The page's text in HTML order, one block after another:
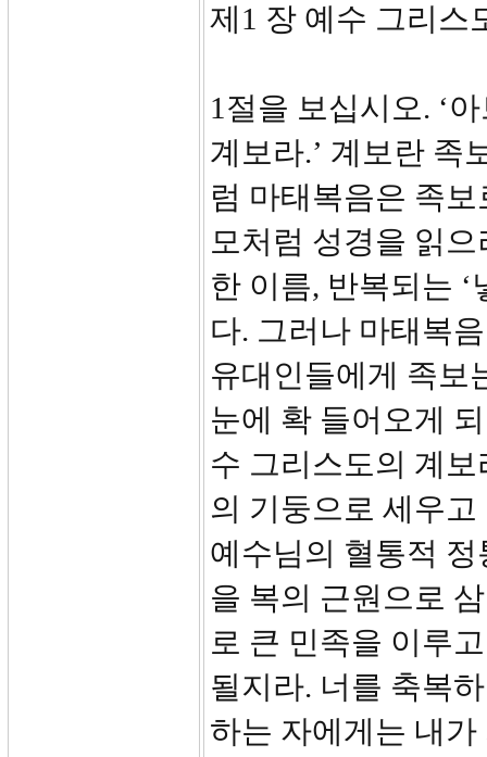
제1 장 예수 그리스
1절을 보십시오. ‘
계보라.’ 계보란 족
럼 마태복음은 족
모처럼 성경을 읽
한 이름, 반복되는
다. 그러나 마태복
유대인들에게 족보
눈에 확 들어오게
수 그리스도의 계
의 기둥으로 세우
예수님의 혈통적
을 복의 근원으로
로 큰 민족을 이루
될지라. 너를 축복
하는 자에게는 내